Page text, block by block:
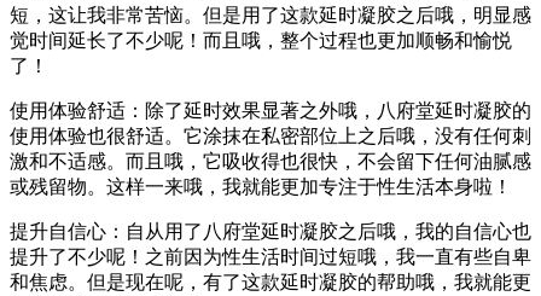
短，这让我非常苦恼。但是用了这款延时凝胶之后哦，明显感
觉时间延长了不少呢！而且哦，整个过程也更加顺畅和愉悦
了！
使用体验舒适：除了延时效果显著之外哦，八府堂延时凝胶的
使用体验也很舒适。它涂抹在私密部位上之后哦，没有任何刺
激和不适感。而且哦，它吸收得也很快，不会留下任何油腻感
或残留物。这样一来哦，我就能更加专注于性生活本身啦！
提升自信心：自从用了八府堂延时凝胶之后哦，我的自信心也
提升了不少呢！之前因为性生活时间过短哦，我一直有些自卑
和焦虑。但是现在呢，有了这款延时凝胶的帮助哦，我就能更